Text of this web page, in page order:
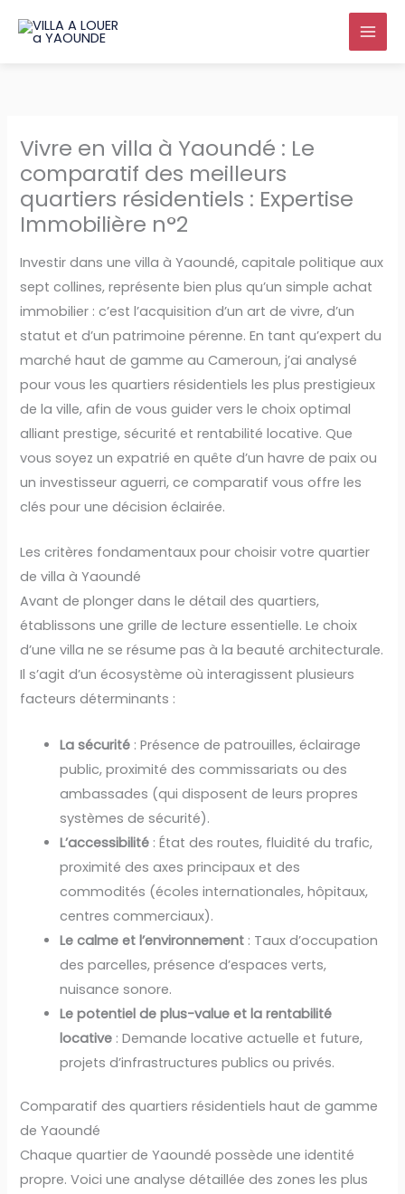
Vivre en villa à Yaoundé : Le
comparatif des meilleurs
quartiers résidentiels : Expertise
Immobilière n°2
Investir dans une villa à Yaoundé, capitale politique aux
sept collines, représente bien plus qu’un simple achat
immobilier : c’est l’acquisition d’un art de vivre, d’un
statut et d’un patrimoine pérenne. En tant qu’expert du
marché haut de gamme au Cameroun, j’ai analysé
pour vous les quartiers résidentiels les plus prestigieux
de la ville, afin de vous guider vers le choix optimal
alliant prestige, sécurité et rentabilité locative. Que
vous soyez un expatrié en quête d’un havre de paix ou
un investisseur aguerri, ce comparatif vous offre les
clés pour une décision éclairée.
Les critères fondamentaux pour choisir votre quartier
de villa à Yaoundé
Avant de plonger dans le détail des quartiers,
établissons une grille de lecture essentielle. Le choix
d’une villa ne se résume pas à la beauté architecturale.
Il s’agit d’un écosystème où interagissent plusieurs
facteurs déterminants :
La sécurité : Présence de patrouilles, éclairage
public, proximité des commissariats ou des
ambassades (qui disposent de leurs propres
systèmes de sécurité).
L’accessibilité : État des routes, fluidité du trafic,
proximité des axes principaux et des
commodités (écoles internationales, hôpitaux,
centres commerciaux).
Le calme et l’environnement : Taux d’occupation
des parcelles, présence d’espaces verts,
nuisance sonore.
Le potentiel de plus-value et la rentabilité
locative : Demande locative actuelle et future,
projets d’infrastructures publics ou privés.
Comparatif des quartiers résidentiels haut de gamme
de Yaoundé
Chaque quartier de Yaoundé possède une identité
propre. Voici une analyse détaillée des zones les plus